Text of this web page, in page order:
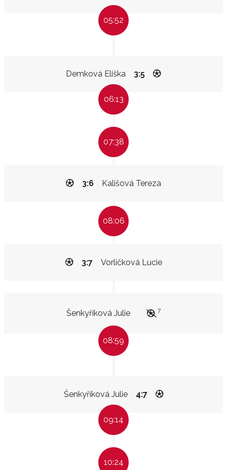
05:52
Demková Eliška 3:5
06:13
07:38
Kališová Tereza
3:6
08:06
Vorlíčková Lucie
3:7
Šenkyříková Julie 7
08:59
Šenkyříková Julie 4:7
09:14
10:24